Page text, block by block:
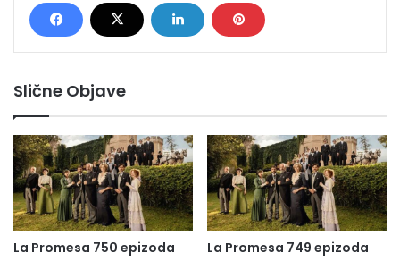
Slične Objave
La Promesa 750 epizoda La Promesa 749 epizoda